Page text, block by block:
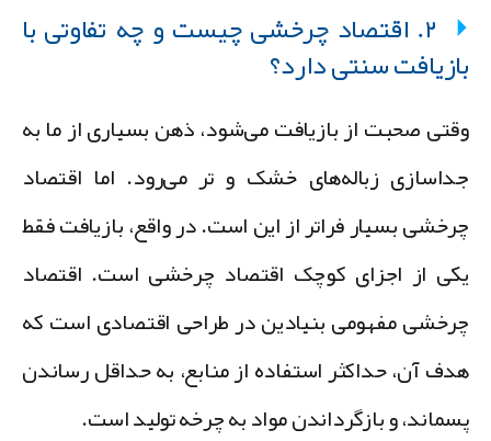
۲. اقتصاد چرخشی چیست و چه تفاوتی با
سنتی دارد؟
صحبت از بازیافت می‌شود، ذهن بسیاری از ما به
زباله‌های خشک و ترمی‌رود. اما اقتصاد
بسیار فراتر از این است. در واقع،بازیافت فقط
از اجزای کوچک اقتصاد چرخشیاست. اقتصاد
مفهومی بنیادین در طراحی اقتصادی است که
آن،حداکثر استفاده از منابع، به حداقل رساندن
و بازگرداندن مواد به چرخه تولیداست.